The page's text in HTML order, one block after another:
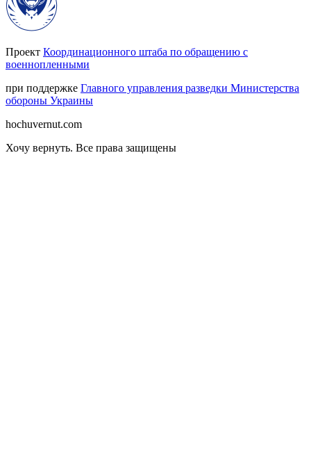
Проект Координационного штаба по обращению с
военнопленными
при поддержке Главного управления разведки Министерства
обороны Украины
hochuvernut.com
Хочу вернуть. Все права защищены